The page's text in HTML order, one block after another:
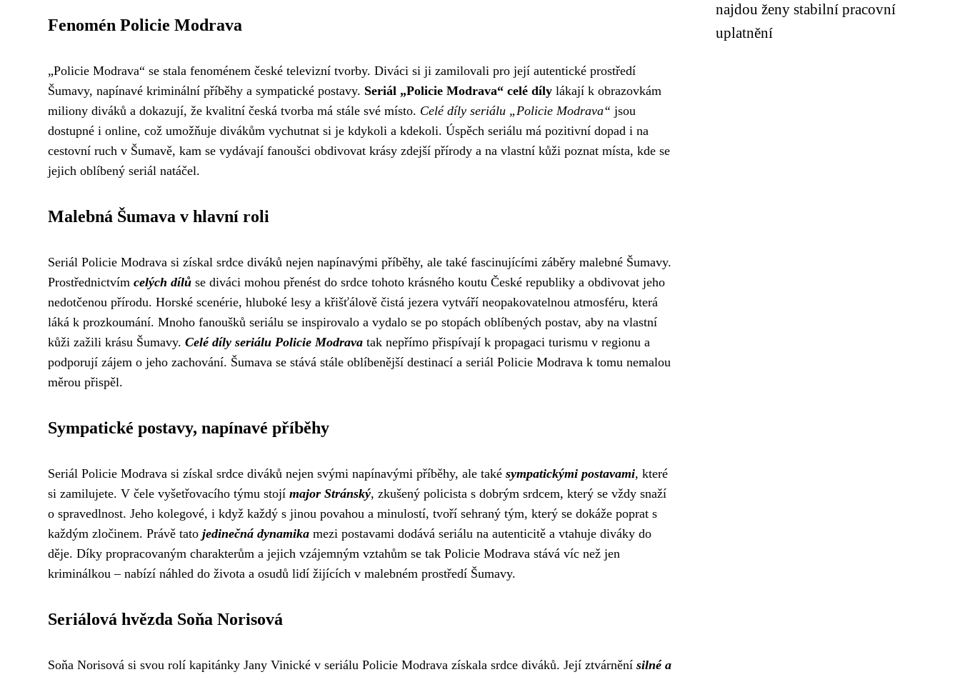
Fenomén Policie Modrava
„Policie Modrava“ se stala fenoménem české televizní tvorby. Diváci si ji zamilovali pro její autentické prostředí
Šumavy, napínavé kriminální příběhy a sympatické postavy. Seriál „Policie Modrava“ celé díly lákají k obrazovkám
miliony diváků a dokazují, že kvalitní česká tvorba má stále své místo. Celé díly seriálu „Policie Modrava“ jsou
dostupné i online, což umožňuje divákům vychutnat si je kdykoli a kdekoli. Úspěch seriálu má pozitivní dopad i na
cestovní ruch v Šumavě, kam se vydávají fanoušci obdivovat krásy zdejší přírody a na vlastní kůži poznat místa, kde se
jejich oblíbený seriál natáčel.
Malebná Šumava v hlavní roli
Seriál Policie Modrava si získal srdce diváků nejen napínavými příběhy, ale také fascinujícími záběry malebné Šumavy.
Prostřednictvím celých dílů se diváci mohou přenést do srdce tohoto krásného koutu České republiky a obdivovat jeho
nedotčenou přírodu. Horské scenérie, hluboké lesy a křišťálově čistá jezera vytváří neopakovatelnou atmosféru, která
láká k prozkoumání. Mnoho fanoušků seriálu se inspirovalo a vydalo se po stopách oblíbených postav, aby na vlastní
kůži zažili krásu Šumavy. Celé díly seriálu Policie Modrava tak nepřímo přispívají k propagaci turismu v regionu a
podporují zájem o jeho zachování. Šumava se stává stále oblíbenější destinací a seriál Policie Modrava k tomu nemalou
měrou přispěl.
Sympatické postavy, napínavé příběhy
Seriál Policie Modrava si získal srdce diváků nejen svými napínavými příběhy, ale také sympatickými postavami, které
si zamilujete. V čele vyšetřovacího týmu stojí major Stránský, zkušený policista s dobrým srdcem, který se vždy snaží
o spravedlnost. Jeho kolegové, i když každý s jinou povahou a minulostí, tvoří sehraný tým, který se dokáže poprat s
každým zločinem. Právě tato jedinečná dynamika mezi postavami dodává seriálu na autenticitě a vtahuje diváky do
děje. Díky propracovaným charakterům a jejich vzájemným vztahům se tak Policie Modrava stává víc než jen
kriminálkou – nabízí náhled do života a osudů lidí žijících v malebném prostředí Šumavy.
Seriálová hvězda Soňa Norisová
Soňa Norisová si svou rolí kapitánky Jany Vinické v seriálu Policie Modrava získala srdce diváků. Její ztvárnění silné a
najdou ženy stabilní pracovní
uplatnění